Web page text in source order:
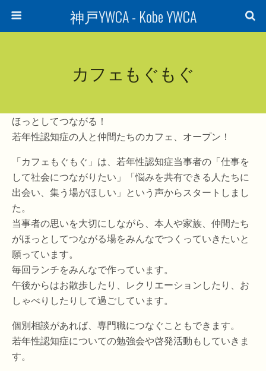
神戸YWCA - Kobe YWCA
カフェもぐもぐ
ほっとしてつながる！
若年性認知症の人と仲間たちのカフェ、オープン！
「カフェもぐもぐ」は、若年性認知症当事者の「仕事を
して社会につながりたい」「悩みを共有できる人たちに
出会い、集う場がほしい」という声からスタートしまし
た。
当事者の思いを大切にしながら、本人や家族、仲間たち
がほっとしてつながる場をみんなでつくっていきたいと
願っています。
毎回ランチをみんなで作っています。
午後からはお散歩したり、レクリエーションしたり、お
しゃべりしたりして過ごしています。
個別相談があれば、専門職につなぐこともできます。
若年性認知症についての勉強会や啓発活動もしていきま
す。